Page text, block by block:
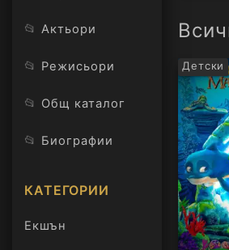
📂 Актьори
📂 Режисьори
📂 Общ каталог
📂 Биографии
КАТЕГОРИИ
Екшън
Детски